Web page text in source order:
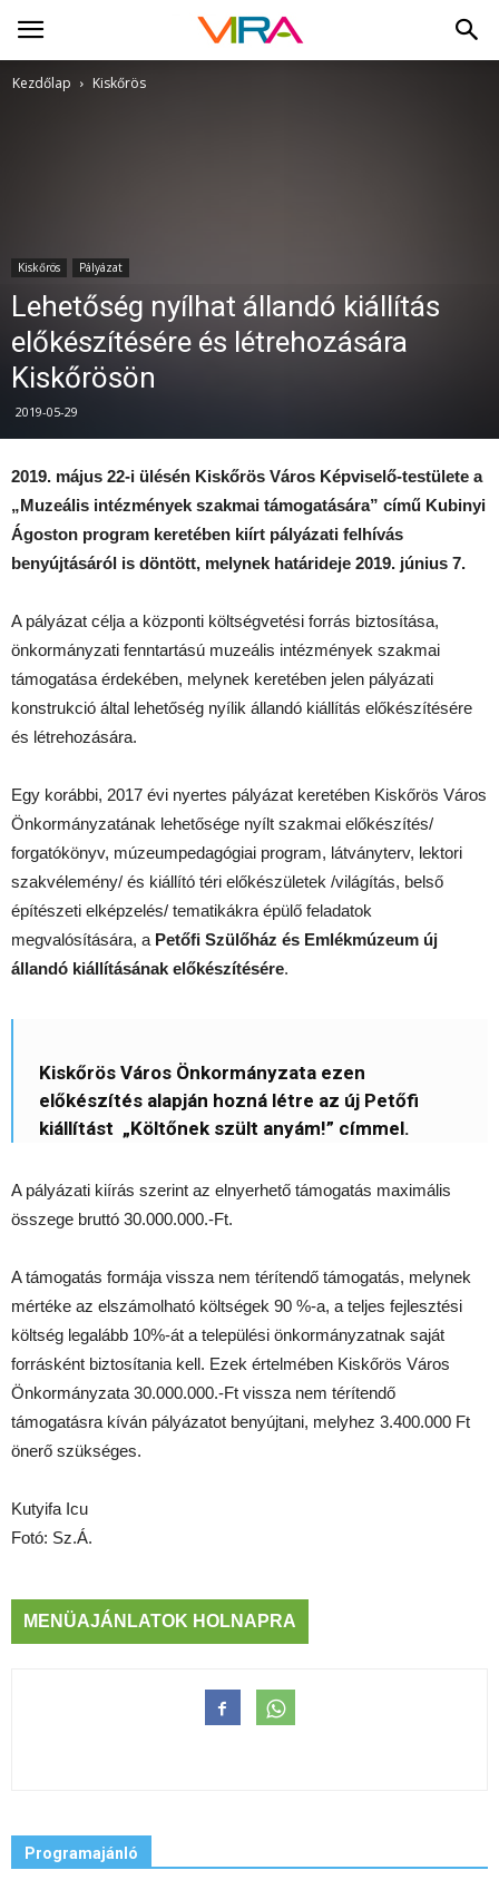
Kezdőlap Kiskőrös
Kiskőrös Pályázat
Lehetőség nyílhat állandó kiállítás
előkészítésére és létrehozására
Kiskőrösön
2019-05-29
2019. május 22-i ülésén Kiskőrös Város Képviselő-testülete a
„Muzeális intézmények szakmai támogatására” című Kubinyi
Ágoston program keretében kiírt pályázati felhívás
benyújtásáról is döntött, melynek határideje 2019. június 7.
A pályázat célja a központi költségvetési forrás biztosítása,
önkormányzati fenntartású muzeális intézmények szakmai
támogatása érdekében, melynek keretében jelen pályázati
konstrukció által lehetőség nyílik állandó kiállítás előkészítésére
és létrehozására.
Egy korábbi, 2017 évi nyertes pályázat keretében Kiskőrös Város
Önkormányzatának lehetősége nyílt szakmai előkészítés/
forgatókönyv, múzeumpedagógiai program, látványterv, lektori
szakvélemény/ és kiállító téri előkészületek /világítás, belső
építészeti elképzelés/ tematikákra épülő feladatok
megvalósítására, a Petőfi Szülőház és Emlékmúzeum új
állandó kiállításának előkészítésére.
Kiskőrös Város Önkormányzata ezen
előkészítés alapján hozná létre az új Petőfi
kiállítást „Költőnek szült anyám!” címmel.
A pályázati kiírás szerint az elnyerhető támogatás maximális
összege bruttó 30.000.000.-Ft.
A támogatás formája vissza nem térítendő támogatás, melynek
mértéke az elszámolható költségek 90 %-a, a teljes fejlesztési
költség legalább 10%-át a települési önkormányzatnak saját
forrásként biztosítania kell. Ezek értelmében Kiskőrös Város
Önkormányzata 30.000.000.-Ft vissza nem térítendő
támogatásra kíván pályázatot benyújtani, melyhez 3.400.000 Ft
önerő szükséges.
Kutyifa Icu
Fotó: Sz.Á.
MENÜAJÁNLATOK HOLNAPRA
Programajánló